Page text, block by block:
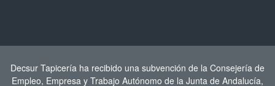
Decsur Tapicería ha recibido una subvención de la Consejería de
Empleo, Empresa y Trabajo Autónomo de la Junta de Andalucía,